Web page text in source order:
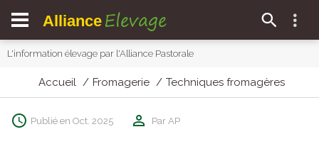
Alliance Elevage
L'information élevage par l'Alliance Pastorale
Accueil Fromagerie Techniques fromagères
Publié en Oct. 2025 Par AP